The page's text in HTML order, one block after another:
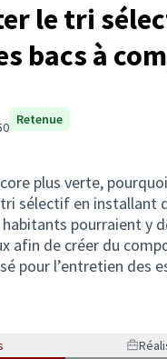
le tri
bacs à
Retenue
plus verte,
sélectif en installant
pourraient y
afin de créer du
pour l’entretien des